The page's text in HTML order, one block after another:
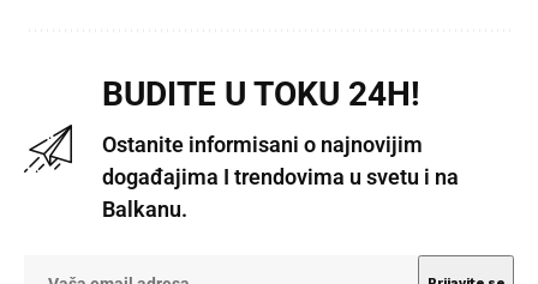
BUDITE U TOKU 24H!
Ostanite informisani o najnovijim
događajima I trendovima u svetu i na
Balkanu.